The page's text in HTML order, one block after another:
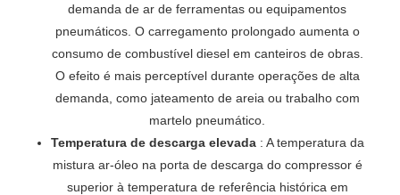
demanda de ar de ferramentas ou equipamentos
pneumáticos. O carregamento prolongado aumenta o
consumo de combustível diesel em canteiros de obras.
O efeito é mais perceptível durante operações de alta
demanda, como jateamento de areia ou trabalho com
martelo pneumático.
Temperatura de descarga elevada: A temperatura da
mistura ar-óleo na porta de descarga do compressor é
superior à temperatura de referência histórica em